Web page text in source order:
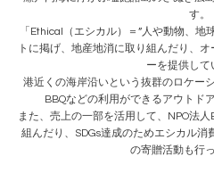
す。
「Ethical（エシカル）＝”人や動物、地
トに掲げ、地産地消に取り組んだり、
ーを提供して
港近くの海岸沿いという抜群のロケー
BBQなどの利用ができるアウトド
また、売上の一部を活用して、NPO法
組んだり、SDGs達成のためエシカル
の寄贈活動も行